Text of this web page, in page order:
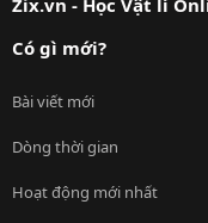
Có gì mới?
Bài viết mới
Dòng thời gian
Hoạt động mới nhất